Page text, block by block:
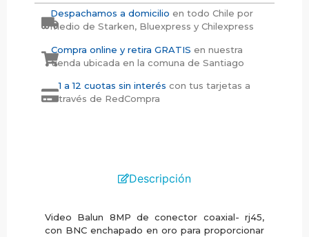
Despachamos a domicilio en todo Chile por
medio de Starken, Bluexpress y Chilexpress
Compra online y retira GRATIS en nuestra
tienda ubicada en la comuna de Santiago
1 a 12 cuotas sin interés con tus tarjetas a
través de RedCompra
Descripción
Video Balun 8MP de conector coaxial- rj45,
con BNC enchapado en oro para proporcionar